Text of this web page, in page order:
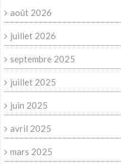
août 2026
juillet 2026
septembre 2025
juillet 2025
juin 2025
avril 2025
mars 2025